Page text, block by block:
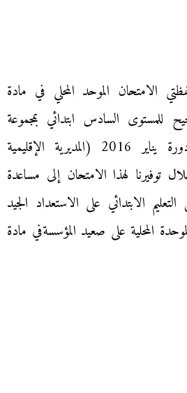
الامتحان الموحد المحلي في مادة
للمستوى السادس ابتدائي بمجموعة
مدارس مولاي رشيد دورة يناير 2016 (المديرية الإقليمية
لهذا الامتحان إلى مساعدة
الابتدائي على الاستعداد الجيد
المحلية على صعيد المؤسسةفي مادة